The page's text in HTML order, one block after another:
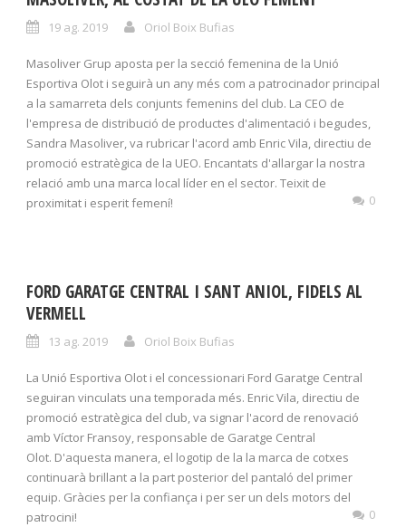
19 ag. 2019 Oriol Boix Bufias
Masoliver Grup aposta per la secció femenina de la Unió
Esportiva Olot i seguirà un any més com a patrocinador principal
a la samarreta dels conjunts femenins del club. La CEO de
l'empresa de distribució de productes d'alimentació i begudes,
Sandra Masoliver, va rubricar l'acord amb Enric Vila, directiu de
promoció estratègica de la UEO. Encantats d'allargar la nostra
relació amb una marca local líder en el sector. Teixit de
proximitat i esperit femení!
0
FORD GARATGE CENTRAL I SANT ANIOL, FIDELS AL
VERMELL
13 ag. 2019 Oriol Boix Bufias
La Unió Esportiva Olot i el concessionari Ford Garatge Central
seguiran vinculats una temporada més. Enric Vila, directiu de
promoció estratègica del club, va signar l'acord de renovació
amb Víctor Fransoy, responsable de Garatge Central
Olot. D'aquesta manera, el logotip de la la marca de cotxes
continuarà brillant a la part posterior del pantaló del primer
equip. Gràcies per la confiança i per ser un dels motors del
patrocini!
0